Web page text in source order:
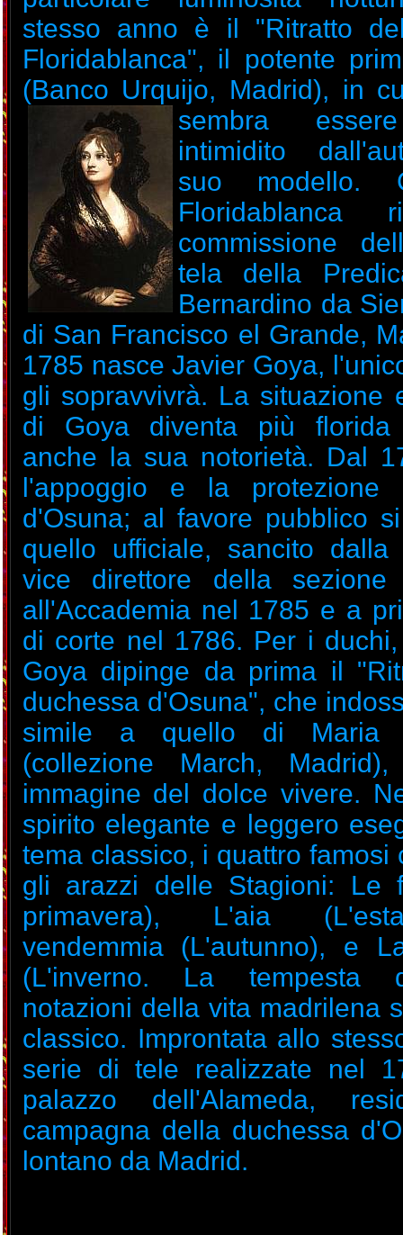
stesso anno è il "Ritratto
Floridablanca", il potente
(Banco Urquijo, Madrid), in
sembra
intimidito
suo modello.
Floridablanca
commissione
tela della
Bernardino da
di San Francisco el Grande,
1785 nasce Javier Goya,
gli sopravvivrà. La situazione
di Goya diventa più
anche la sua notorietà. Dal
l'appoggio e la protezione
d'Osuna; al favore pubblico
quello ufficiale, sancito
vice direttore della
all'Accademia nel 1785 e a
di corte nel 1786. Per i duchi,
Goya dipinge da prima il
duchessa d'Osuna", che
simile a quello di Maria
(collezione March, Madrid),
immagine del dolce vivere.
spirito elegante e leggero
tema classico, i quattro famosi
gli arazzi delle Stagioni: Le
primavera), L'aia
vendemmia (L'autunno), e
(L'inverno. La tempesta
notazioni della vita madrilena
classico. Improntata allo
serie di tele realizzate nel
palazzo dell'Alameda,
campagna della duchessa
lontano da Madrid.